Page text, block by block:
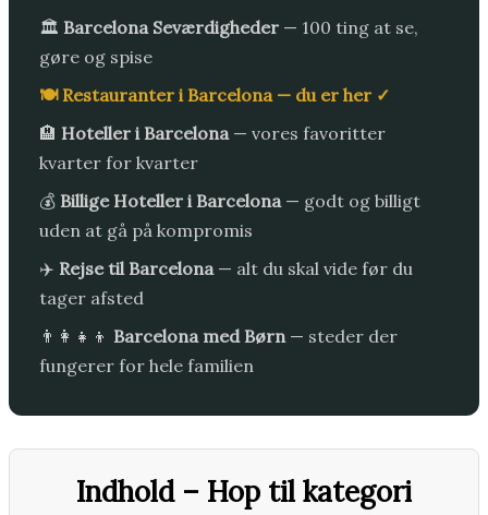
🏛️ Barcelona Seværdigheder — 100 ting at se,
gøre og spise
🍽️ Restauranter i Barcelona — du er her ✓
🏨 Hoteller i Barcelona— vores favoritter
kvarter for kvarter
💰 Billige Hoteller i Barcelona— godt og billigt
uden at gå på kompromis
✈️ Rejse til Barcelona— alt du skal vide før du
tager afsted
👨‍👩‍👧‍👦 Barcelona med Børn— steder der
fungerer for hele familien
Indhold – Hop til kategori